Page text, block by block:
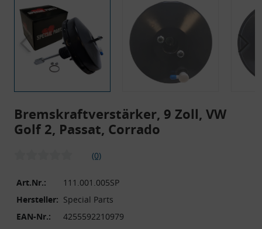
Bremskraftverstärker, 9 Zoll, VW
Golf 2, Passat, Corrado
(0)
Art.Nr.:
111.001.005SP
Hersteller: Special Parts
EAN-Nr.:
4255592210979